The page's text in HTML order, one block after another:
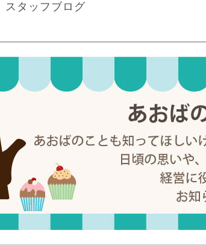
スタッフブログ